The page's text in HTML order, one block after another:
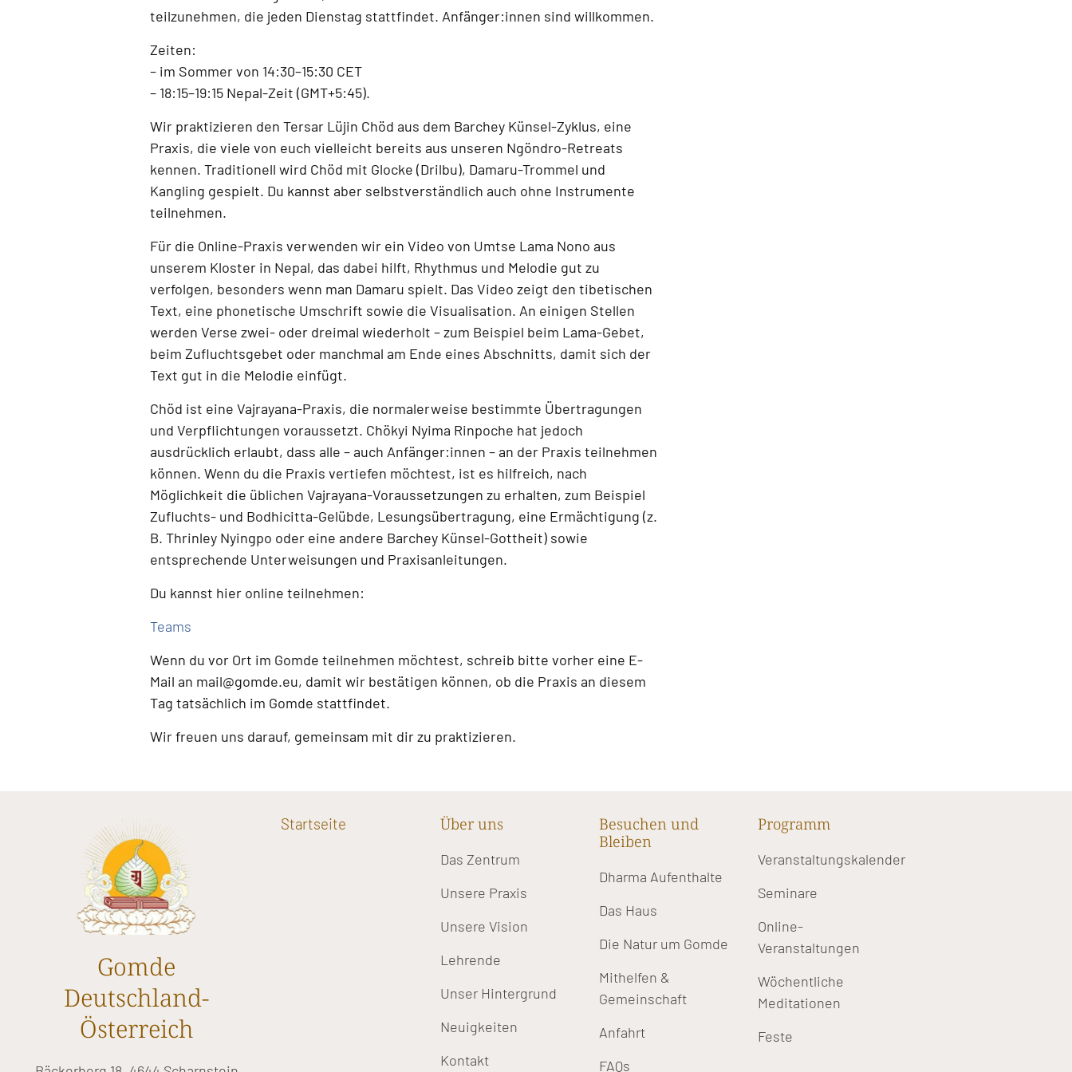
teilzunehmen, die jeden Dienstag stattfindet. Anfänger:innen sind willkommen.
Zeiten:
– im Sommer von 14:30–15:30 CET
– 18:15–19:15 Nepal-Zeit (GMT+5:45).
Wir praktizieren den Tersar Lüjin Chöd aus dem Barchey Künsel-Zyklus, eine
Praxis, die viele von euch vielleicht bereits aus unseren Ngöndro-Retreats
kennen. Traditionell wird Chöd mit Glocke (Drilbu), Damaru-Trommel und
Kangling gespielt. Du kannst aber selbstverständlich auch ohne Instrumente
teilnehmen.
Für die Online-Praxis verwenden wir ein Video von Umtse Lama Nono aus
unserem Kloster in Nepal, das dabei hilft, Rhythmus und Melodie gut zu
verfolgen, besonders wenn man Damaru spielt. Das Video zeigt den tibetischen
Text, eine phonetische Umschrift sowie die Visualisation. An einigen Stellen
werden Verse zwei- oder dreimal wiederholt – zum Beispiel beim Lama-Gebet,
beim Zufluchtsgebet oder manchmal am Ende eines Abschnitts, damit sich der
Text gut in die Melodie einfügt.
Chöd ist eine Vajrayana-Praxis, die normalerweise bestimmte Übertragungen
und Verpflichtungen voraussetzt. Chökyi Nyima Rinpoche hat jedoch
ausdrücklich erlaubt, dass alle – auch Anfänger:innen – an der Praxis teilnehmen
können. Wenn du die Praxis vertiefen möchtest, ist es hilfreich, nach
Möglichkeit die üblichen Vajrayana-Voraussetzungen zu erhalten, zum Beispiel
Zufluchts- und Bodhicitta-Gelübde, Lesungsübertragung, eine Ermächtigung (z.
B. Thrinley Nyingpo oder eine andere Barchey Künsel-Gottheit) sowie
entsprechende Unterweisungen und Praxisanleitungen.
Du kannst hier online teilnehmen:
Teams
Wenn du vor Ort im Gomde teilnehmen möchtest, schreib bitte vorher eine E-
Mail an mail@gomde.eu, damit wir bestätigen können, ob die Praxis an diesem
Tag tatsächlich im Gomde stattfindet.
Wir freuen uns darauf, gemeinsam mit dir zu praktizieren.
Gomde
Deutschland-
Österreich
Startseite Über uns
Das Zentrum
Unsere Praxis
Unsere Vision
Lehrende
Unser Hintergrund
Neuigkeiten
Kontakt
Besuchen und
Bleiben
Dharma Aufenthalte
Das Haus
Die Natur um Gomde
Mithelfen &
Gemeinschaft
Anfahrt
FAQs
Programm
Veranstaltungskalender
Seminare
Online-
Veranstaltungen
Wöchentliche
Meditationen
Feste